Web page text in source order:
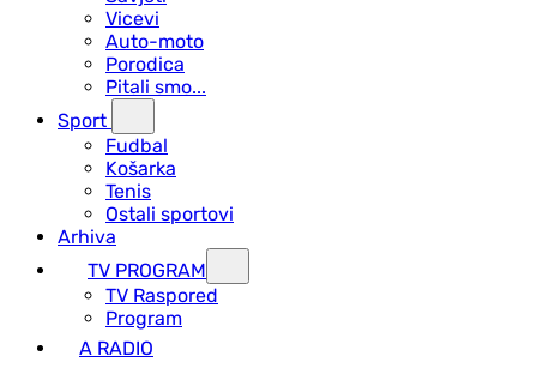
Vicevi
Auto-moto
Porodica
Pitali smo...
Sport
Fudbal
Košarka
Tenis
Ostali sportovi
Arhiva
TV PROGRAM
ТV Raspored
Program
A RADIO